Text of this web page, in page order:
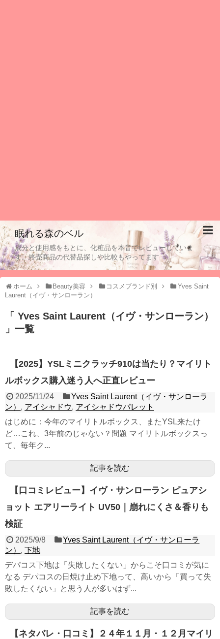
眠れる森のベル
成分と使用感をもとに、化粧品を本音でレビューしていま
す。終売商品の代替品探しや比較もやってます
ホーム Beauty美容 コスメブランド別
Yves Saint
Laurent（イヴ・サンローラン）
「 Yves Saint Laurent（イヴ・サンローラン）
」一覧
【2025】YSLミニクラッチ910は当たり？マイリト
ルボックス購入迷う人へ正直レビュー
2025/11/24
Yves Saint Laurent（イヴ・サンローラ
ン） , アイシャドウ, アイシャドウパレット
はじめに：今年のマイリトルボックス、またYSL来たけ
ど…これ、3年前のじゃない？問題 マイリトルボックスっ
て、毎年ク...
記事を読む
【口コミレビュー】イヴ・サンローラン ピュアシ
ョット エアリーライト UV50｜崩れにくさ＆香りも
検証
2025/9/8
Yves Saint Laurent（イヴ・サンローラ
ン） , 下地
デパコス下地は「失敗したくない」からこそ口コミが気に
なる デパコスの日焼け止め下地って、高いから「買って失
敗したくない」と思う人が多いはず...
記事を読む
【ネタバレ・口コミ】２４年１１月・１２月マイリ